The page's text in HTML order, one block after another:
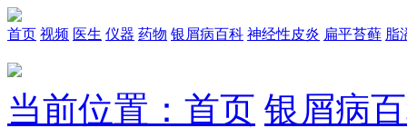
首页 视频 医生 仪器 药物 银屑病百科 神经性皮炎 扁平苔藓 脂
当前位置：首页 银屑病